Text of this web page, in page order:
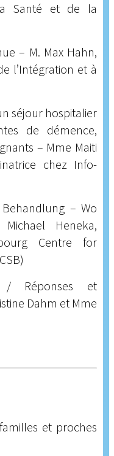
Santé et de la
– M. Max Hahn,
l’Intégration et à
séjour hospitalier
de démence,
– Mme Maiti
chez Info-
– Wo
Heneka,
Centre for
/ Réponses et
Dahm et Mme
et proches